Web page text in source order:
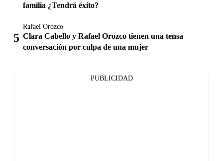
familia ¿Tendrá éxito?
Rafael Orozco
Clara Cabello y Rafael Orozco tienen una tensa
conversación por culpa de una mujer
PUBLICIDAD